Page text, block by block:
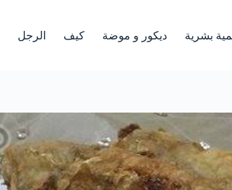
بشرية ديكور و موضة كيف الرجل